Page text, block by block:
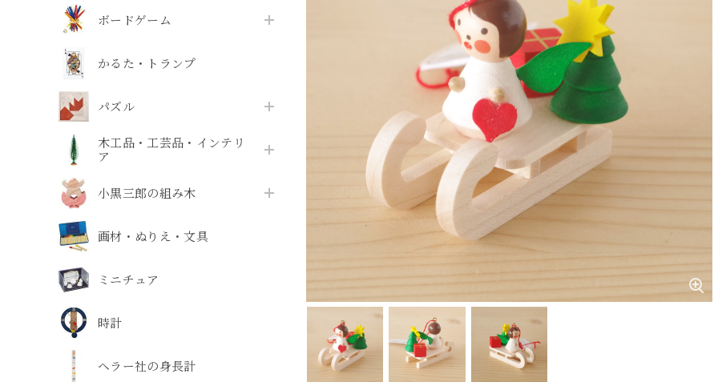
ボードゲーム
かるた・トランプ
パズル
木工品・工芸品・インテリ
ア
小黒三郎の組み木
画材・ぬりえ・文具
ミニチュア
時計
ヘラー社の身長計